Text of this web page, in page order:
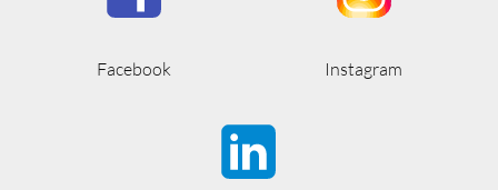
Facebook Instagram